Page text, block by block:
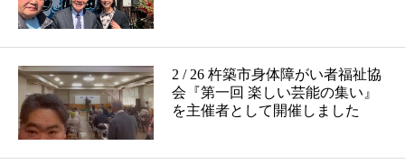
2 / 26 杵築市身体障がい者福祉協
会『第一回 楽しい芸能の集い』
を主催者として開催しました